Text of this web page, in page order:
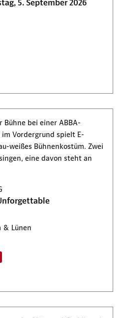
5. September 2026
& Lünen